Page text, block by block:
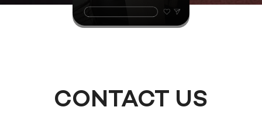
CONTACT US